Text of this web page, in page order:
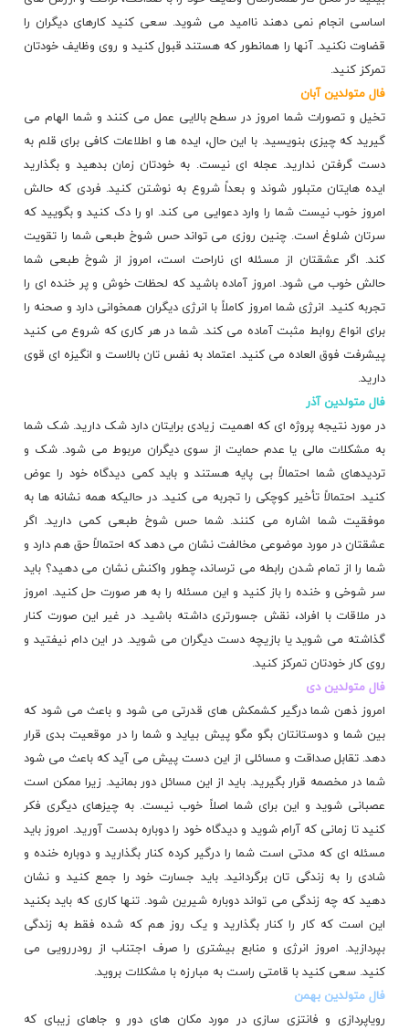
اساسی انجام نمی دهند ناامید می شوید. سعی کنید کارهای دیگران را
قضاوت نکنید. آنها را همانطور که هستند قبول کنید و روی وظایف خودتان
تمرکز کنید.
فال متولدین آبان
تخیل و تصورات شما امروز در سطح بالایی عمل می کنند و شما الهام می
گیرید که چیزی بنویسید. با این حال، ایده ها و اطلاعات کافی برای قلم به
دست گرفتن ندارید. عجله ای نیست. به خودتان زمان بدهید و بگذارید
ایده هایتان متبلور شوند و بعداً شروع به نوشتن کنید. فردی که حالش
امروز خوب نیست شما را وارد دعوایی می کند. او را دک کنید و بگویید که
سرتان شلوغ است. چنین روزی می تواند حس شوخ طبعی شما را تقویت
کند. اگر عشقتان از مسئله ای ناراحت است، امروز از شوخ طبعی شما
حالش خوب می شود. امروز آماده باشید که لحظات خوش و پر خنده ای را
تجربه کنید. انرژی شما امروز کاملاً با انرژی دیگران همخوانی دارد و صحنه را
برای انواع روابط مثبت آماده می کند. شما در هر کاری که شروع می کنید
پیشرفت فوق العاده می کنید. اعتماد به نفس تان بالاست و انگیزه ای قوی
دارید.
فال متولدین آذر
در مورد نتیجه پروژه ای که اهمیت زیادی برایتان دارد شک دارید. شک شما
به مشکلات مالی یا عدم حمایت از سوی دیگران مربوط می شود. شک و
تردیدهای شما احتمالاً بی پایه هستند و باید کمی دیدگاه خود را عوض
کنید. احتمالاً تأخیر کوچکی را تجربه می کنید. در حالیکه همه نشانه ها به
موفقیت شما اشاره می کنند. شما حس شوخ طبعی کمی دارید. اگر
عشقتان در مورد موضوعی مخالفت نشان می دهد که احتمالاً حق هم دارد و
شما را از تمام شدن رابطه می ترساند، چطور واکنش نشان می دهید؟ باید
سر شوخی و خنده را باز کنید و این مسئله را به هر صورت حل کنید. امروز
در ملاقات با افراد، نقش جسورتری داشته باشید. در غیر این صورت کنار
گذاشته می شوید یا بازیچه دست دیگران می شوید. در این دام نیفتید و
روی کار خودتان تمرکز کنید.
فال متولدین دی
امروز ذهن شما درگیر کشمکش های قدرتی می شود و باعث می شود که
بین شما و دوستانتان بگو مگو پیش بیاید و شما را در موقعیت بدی قرار
دهد. تقابل صداقت و مسائلی از این دست پیش می آید که باعث می شود
شما در مخصمه قرار بگیرید. باید از این مسائل دور بمانید. زیرا ممکن است
عصبانی شوید و این برای شما اصلاً خوب نیست. به چیزهای دیگری فکر
کنید تا زمانی که آرام شوید و دیدگاه خود را دوباره بدست آورید. امروز باید
مسئله ای که مدتی است شما را درگیر کرده کنار بگذارید و دوباره خنده و
شادی را به زندگی تان برگردانید. باید جسارت خود را جمع کنید و نشان
دهید که چه زندگی می تواند دوباره شیرین شود. تنها کاری که باید بکنید
این است که کار را کنار بگذارید و یک روز هم که شده فقط به زندگی
بپردازید. امروز انرژی و منابع بیشتری را صرف اجتناب از رودررویی می
کنید. سعی کنید با قامتی راست به مبارزه با مشکلات بروید.
فال متولدین بهمن
رویاپردازی و فانتزی سازی در مورد مکان های دور و جاهای زیبای که